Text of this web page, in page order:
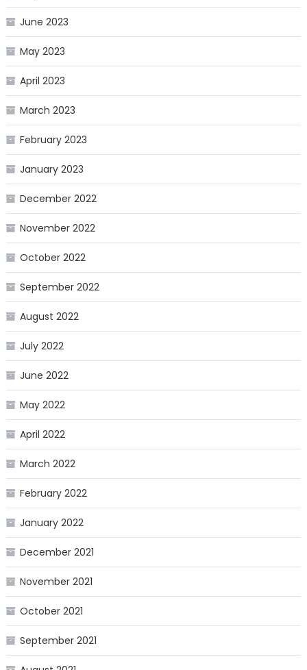
June 2023
May 2023
April 2023
March 2023
February 2023
January 2023
December 2022
November 2022
October 2022
September 2022
August 2022
July 2022
June 2022
May 2022
April 2022
March 2022
February 2022
January 2022
December 2021
November 2021
October 2021
September 2021